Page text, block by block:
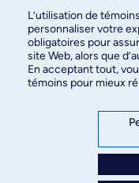
des relations
3744, rue Jean-Brillant,
Montréal (Québec) H3T
L’utilisation de
personnaliser votre
obligatoires pour
site Web, alors que
En acceptant tout,
témoins pour mieux